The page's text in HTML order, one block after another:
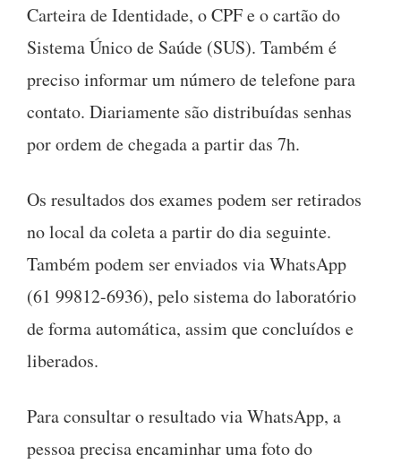
Carteira de Identidade, o CPF e o cartão do
Sistema Único de Saúde (SUS). Também é
preciso informar um número de telefone para
contato. Diariamente são distribuídas senhas
por ordem de chegada a partir das 7h.
Os resultados dos exames podem ser retirados
no local da coleta a partir do dia seguinte.
Também podem ser enviados via WhatsApp
(61 99812-6936), pelo sistema do laboratório
de forma automática, assim que concluídos e
liberados.
Para consultar o resultado via WhatsApp, a
pessoa precisa encaminhar uma foto do